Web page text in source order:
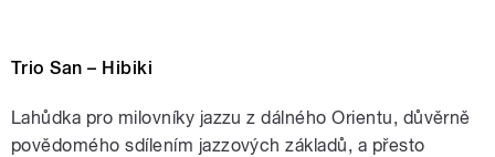
Trio San – Hibiki
Lahůdka pro milovníky jazzu z dálného Orientu, důvěrně
povědomého sdílením jazzových základů, a přesto